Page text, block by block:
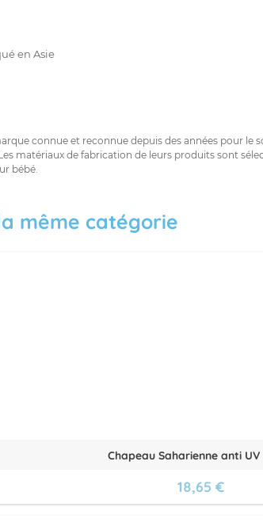
en Asie
connue et reconnue depuis des années pour
matériaux de fabrication de leurs produits sont
bébé.
même catégorie
Chapeau Saharienne anti UV
18,65 €